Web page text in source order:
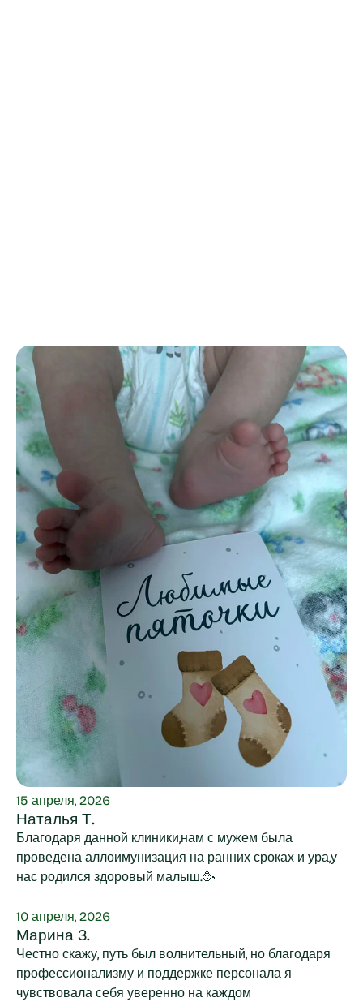
15 апреля, 2026
Наталья Т.
Благодаря данной клиники,нам с мужем была
проведена аллоимунизация на ранних сроках и ура,у
нас родился здоровый малыш.🥳
10 апреля, 2026
Марина З.
Честно скажу, путь был волнительный, но благодаря
профессионализму и поддержке персонала я
чувствовала себя уверенно на каждом